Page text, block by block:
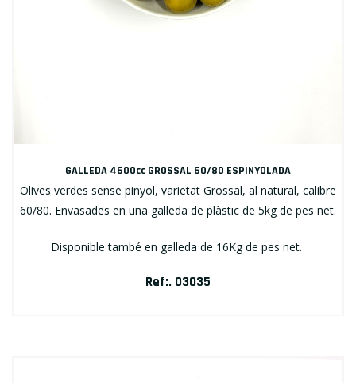
GALLEDA 4600cc GROSSAL 60/80 ESPINYOLADA
Olives verdes sense pinyol, varietat Grossal, al natural, calibre
60/80. Envasades en una galleda de plàstic de 5kg de pes net.
Disponible també en galleda de 16Kg de pes net.
Ref:. 03035